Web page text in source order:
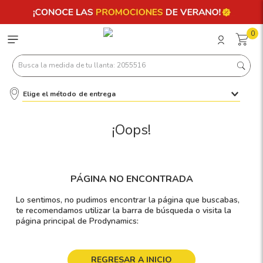
0
Busca la medida de tu llanta: 2055516
Elige el método de entrega
¡Oops!
PÁGINA NO ENCONTRADA
Lo sentimos, no pudimos encontrar la página que buscabas,
te recomendamos utilizar la barra de búsqueda o visita la
página principal de Prodynamics:
REGRESAR A INICIO
Términos más buscados
2
4.215
5.185
6.